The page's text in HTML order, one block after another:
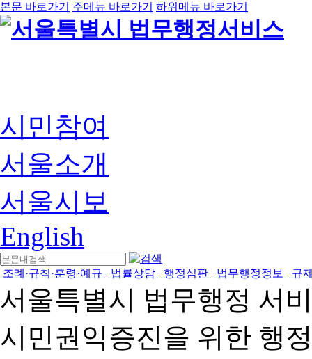
본문 바로가기 주메뉴 바로가기 하위메뉴 바로가기
시민참여
서울소개
서울시보
English
조례·규칙·훈령·예규 법률상담 행정심판 법무행정정보 규
서울특별시 법무행정 서
시민권익증진을 위한 행